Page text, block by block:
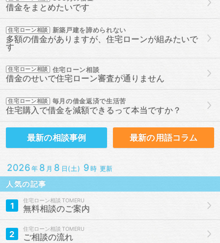
借金をまとめたいです
住宅ローン相談 新築戸建を諦められない
多額の借金がありますが、住宅ローンが組みたいで
す
住宅ローン相談 住宅ローン相談
借金のせいで住宅ローン審査が通りません
住宅ローン相談 毎月の借金返済で生活苦
住宅購入で借金を減額できるって本当ですか？
最新の相談事例 最新の用語コラム
2026 年 8 月 8 日(土) 9 時 更新
人気の記事
1 住宅ローン相談
無料相談のご案内
2 住宅ローン相談
ご相談の流れ